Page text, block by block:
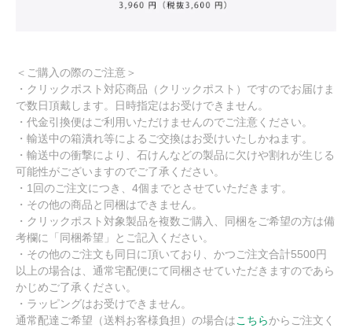
＜ご購入の際のご注意＞
・クリックポスト対応商品（クリックポスト）ですのでお届けま
で数日頂戴します。日時指定はお受けできません。
・代金引換便はご利用いただけませんのでご注意ください。
・輸送中の箱潰れ等によるご交換はお受けいたしかねます。
・輸送中の衝撃により、石けんなどの製品に欠けや割れが生じる
可能性がございますのでご了承ください。
・1回のご注文につき、4個までとさせていただきます。
・その他の商品と同梱はできません。
・クリックポスト対象製品を複数ご購入、同梱をご希望の方は備
考欄に「同梱希望」とご記入ください。
・その他のご注文も同日に頂いており、かつご注文合計5500円
以上の場合は、通常宅配便にて同梱させていただきますのであら
かじめご了承ください。
・ラッピングはお受けできません。
通常配達ご希望（送料お客様負担）の場合はこちらからご注文く